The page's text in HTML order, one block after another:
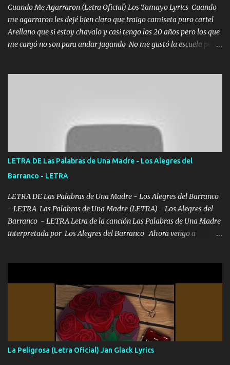
Cuando Me Agarraron (Letra Oficial) Los Tamayo Lyrics Cuando
me agarraron les dejé bien claro que traigo camiseta puro cartel
Arellano que si estoy chavalo y casi tengo los 20 años pero los que
me cargó no son para andar jugando No me gustó la escuela pero
Ando en la colonia bien acelerado traigo un M2 que nunca me ha
fallado para mi compadre mandó un fuerte abrazo también al
Especial sabe que lo apreciamos En los mejores antros me verán
tomando con mujeres hermosas y botellas destapando siempre
bien cuidado bien atrabancado y a los que me conocen ya saben de
lo que hablo Entre lob...
LETRA DE Las Palabras de Una Madre - Los Alegres del
Barranco - LETRA
LETRA DE Las Palabras de Una Madre - Los Alegres del Barranco
- LETRA Las Palabras de Una Madre (LETRA) - Los Alegres del
Barranco - LETRA Letra de la canción Las Palabras de Una Madre
interpretada por Los Alegres del Barranco Ahora vengo a
quiso, él tiempo sigue pasando y nunca te olvidaremos, aquí
seguiré esperando hasta volvernos a vernos El recuerdo que yo
tengo de mi mente no se va, en mi corazón me llevo lo mismo que
tu papá, a veces me pongo triste porque no puedo mirarte, mas se
que tu me escuchas porque tu eres mi gran ángel, El desespero me
llega para reunirme contigo, tu iluminas mi sendero por siempre
serás mi niño, del amor que yo te tengo es co...
La Peligrosa (Letra Oficial) Jan Glack Lyrics